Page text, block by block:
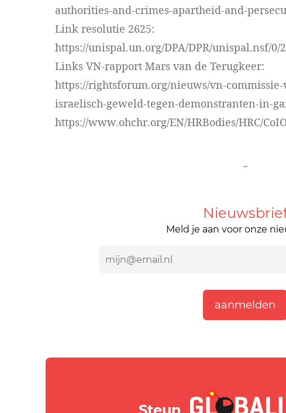
authorities-and-crimes-apartheid-and-
Link resolutie 2625:
https://unispal.un.org/DPA/DPR/unispal.nsf/0/
Links VN-rapport Mars van de Terugkeer:
https://rightsforum.org/nieuws/vn-
israelisch-geweld-tegen-demonstranten-in-
https://www.ohchr.org/EN/HRBodies/HRC/
-
Meld je aan voor onze
Steun